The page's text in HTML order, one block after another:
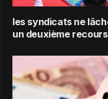
les syndicats ne
un deuxième